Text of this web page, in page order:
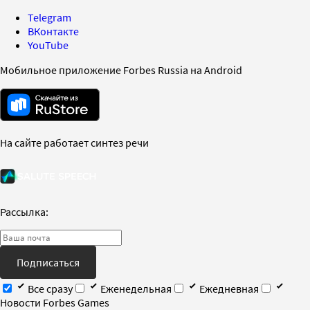
Telegram
ВКонтакте
YouTube
Мобильное приложение Forbes Russia на Android
На сайте работает синтез речи
Рассылка:
Подписаться
Все сразу
Еженедельная
Ежедневная
Новости Forbes Games